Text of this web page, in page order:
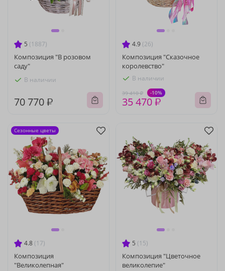
5 (1887)
Композиция "В розовом
саду"
В наличии
70 770 ₽
4.9 (26)
Композиция "Сказочное
королевство"
В наличии
39 410 ₽ -10%
35 470 ₽
4.8 (17)
Композиция
"Великолепная"
Сезонные цветы
5 (15)
Композиция "Цветочное
великолепие"